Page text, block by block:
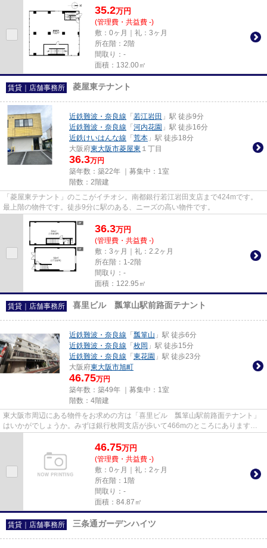
35.2万円
(管理費・共益費 -)
敷：0ヶ月｜礼：3ヶ月
所在階：2階
間取り：-
面積：132.00㎡
賃貸｜店舗事務所 菱屋東テナント
近鉄難波・奈良線 「 若江岩田 」駅 徒歩9分
近鉄難波・奈良線 「 河内花園 」駅 徒歩16分
近鉄けいはんな線 「 荒本 」駅 徒歩18分
大阪府東大阪市菱屋東 １丁目
36.3万円
築年数：築22年 ｜募集中： 1室
階数：2階建
「菱屋東テナント」のここがイチオシ。南都銀行若江岩田支店まで424mです。
最上階の物件です。徒歩9分に駅のある、ニーズの高い物件です。
36.3万円
(管理費・共益費 -)
敷：3ヶ月｜礼：2.2ヶ月
所在階：1-2階
間取り：-
面積：122.95㎡
賃貸｜店舗事務所 喜里ビル 瓢箪山駅前路面テナント
近鉄難波・奈良線 「 瓢箪山 」駅 徒歩6分
近鉄難波・奈良線 「 枚岡 」駅 徒歩15分
近鉄難波・奈良線 「 東花園 」駅 徒歩23分
大阪府東大阪市旭町
46.75万円
築年数：築49年 ｜募集中： 1室
階数：4階建
東大阪市周辺にある物件をお求めの方は「喜里ビル 瓢箪山駅前路面テナント」
はいかがでしょうか。みずほ銀行枚岡支店が歩いて466mのところにあります。
46.75万円
(管理費・共益費 -)
敷：0ヶ月｜礼：2ヶ月
所在階：1階
間取り：-
面積：84.87㎡
賃貸｜店舗事務所 三条通ガーデンハイツ